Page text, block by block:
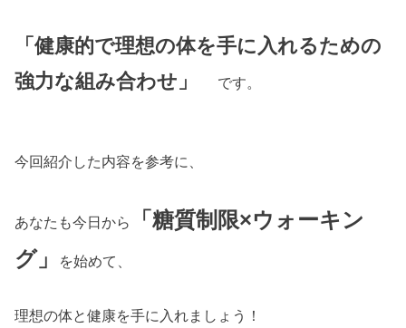
「健康的で理想の体を手に入れるための
強力な組み合わせ」
です。
今回紹介した内容を参考に、
あなたも今日から
「糖質制限×ウォーキン
グ」
を始めて、
理想の体と健康を手に入れましょう！